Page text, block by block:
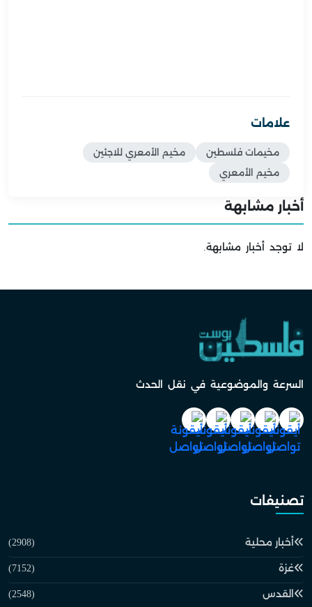
علامات
مخيمات فلسطين
مخيم الأمعري للاجئين
مخيم الأمعري
أخبار مشابهة
لا توجد أخبار مشابهة.
السرعة والموضوعية في نقل الحدث
تصنيفات
أخبار محلية (2908)
غزة (7152)
القدس (2548)